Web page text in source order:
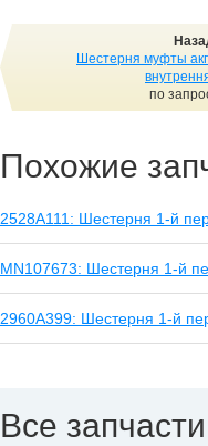
Шестерня муфты
по
Похожие
2528A111: Шестерня 1-й
MN107673: Шестерня 1-й
2960A399: Шестерня 1-й
Все